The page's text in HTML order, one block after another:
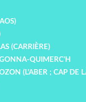
(CARRIÈRE)
QUIMERC'H
(L'ABER ; CAP DE